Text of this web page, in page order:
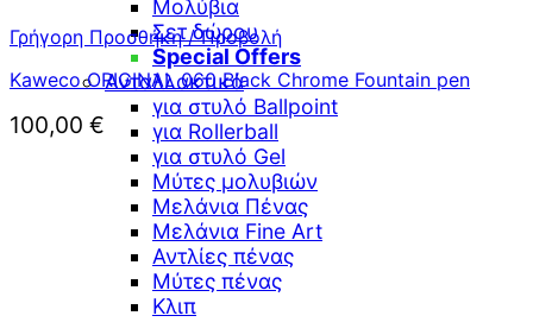
Μολύβια
Σετ δώρου
Special Offers
Ανταλλακτικά
για στυλό Ballpoint
για Rollerball
για στυλό Gel
Μύτες μολυβιών
Μελάνια Πένας
Μελάνια Fine Art
Αντλίες πένας
Μύτες πένας
Κλιπ
Γρήγορη Προσθήκη / Προβολή
Kaweco ORIGINAL 060 Black Chrome Fountain pen
100,00 €